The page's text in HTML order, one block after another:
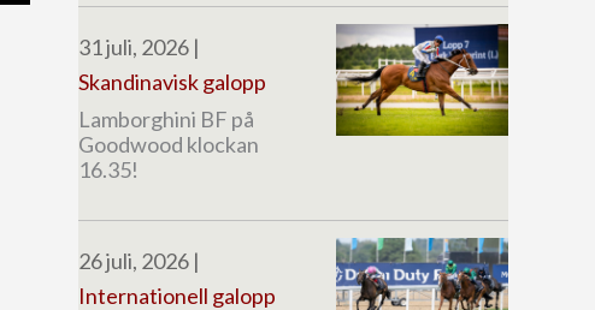
31 juli, 2026 |
Skandinavisk galopp
Lamborghini BF på
Goodwood klockan
16.35!
26 juli, 2026 |
Internationell galopp